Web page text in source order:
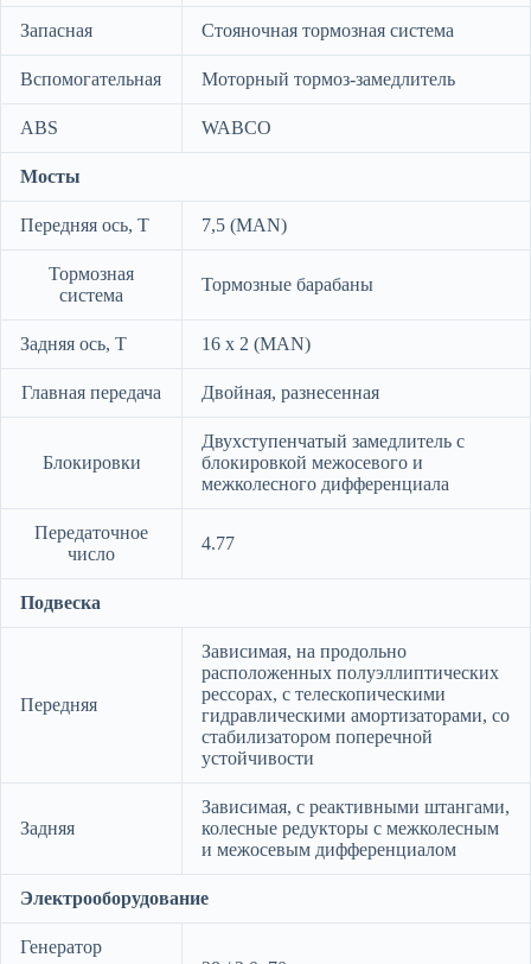
Запасная Стояночная тормозная система
Вспомогательная Моторный тормоз-замедлитель
ABS WABCO
Мосты
Передняя ось, Т 7,5 (MAN)
Тормозная
система
Тормозные барабаны
Задняя ось, Т 16 х 2 (MAN)
Главная передача Двойная, разнесенная
Блокировки
Двухступенчатый замедлитель с
блокировкой межосевого и
межколесного дифференциала
Передаточное
число
4.77
Подвеска
Передняя
Зависимая, на продольно
расположенных полуэллиптических
рессорах, с телескопическими
гидравлическими амортизаторами, со
стабилизатором поперечной
устойчивости
Задняя
Зависимая, с реактивными штангами,
колесные редукторы с межколесным
и межосевым дифференциалом
Электрооборудование
Генератор